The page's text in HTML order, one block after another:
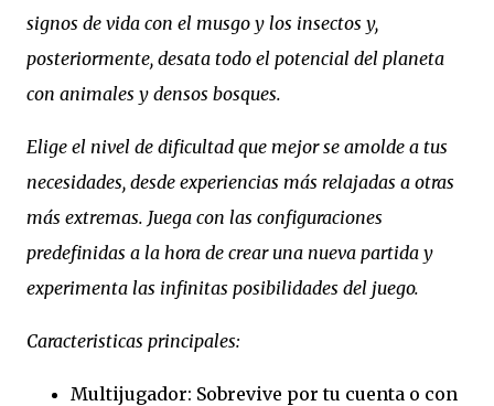
signos de vida con el musgo y los insectos y,
posteriormente, desata todo el potencial del planeta
con animales y densos bosques.
Elige el nivel de dificultad que mejor se amolde a tus
necesidades, desde experiencias más relajadas a otras
más extremas. Juega con las configuraciones
predefinidas a la hora de crear una nueva partida y
experimenta las infinitas posibilidades del juego.
Caracteristicas principales:
Multijugador: Sobrevive por tu cuenta o con